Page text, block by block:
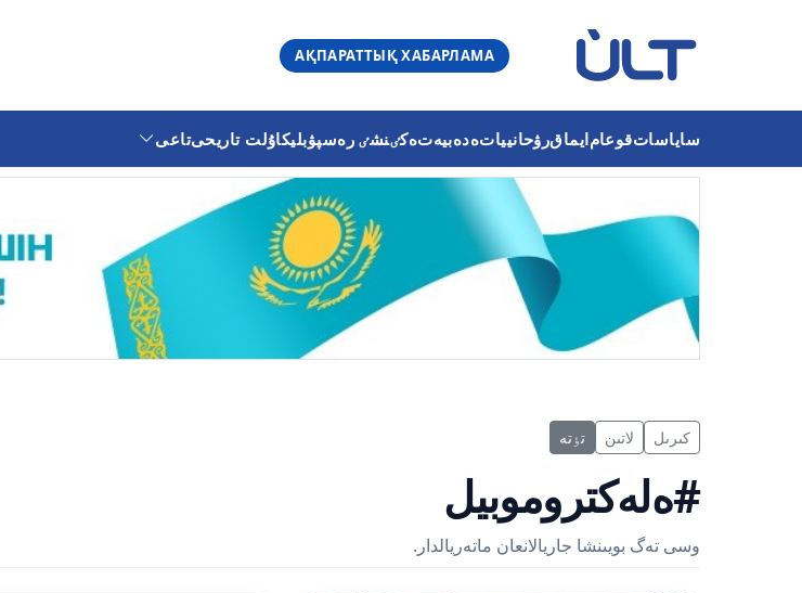
АҚПАРАТТЫҚ ХАБАРЛАМА
ساياساتقوعامايماقرۋحانيياتەدەبيەتەكٸنشٸ رەسپۋبليكاۇلت تاريحىتاعى
كىرىل لاتىن تٶتە
#ەلەكتروموبيل
وسى تەگ بويىنشا جاريالانعان ماتەريالدار.